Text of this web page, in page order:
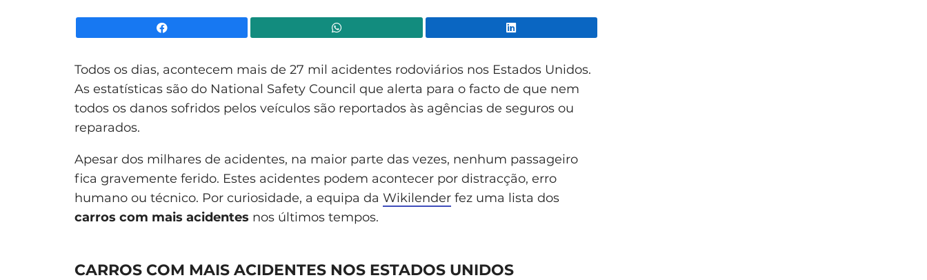
Todos os dias, acontecem mais de 27 mil acidentes rodoviários nos Estados Unidos.
As estatísticas são do National Safety Council que alerta para o facto de que nem
todos os danos sofridos pelos veículos são reportados às agências de seguros ou
reparados.
Apesar dos milhares de acidentes, na maior parte das vezes, nenhum passageiro
fica gravemente ferido. Estes acidentes podem acontecer por distracção, erro
humano ou técnico. Por curiosidade, a equipa da Wikilender fez uma lista dos
carros com mais acidentes nos últimos tempos.
CARROS COM MAIS ACIDENTES NOS ESTADOS UNIDOS